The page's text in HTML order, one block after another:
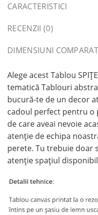
CARACTERISTICI
RECENZII (0)
DIMENSIUNI
Alege acest Tablou
tematică Tablouri
bucură-te de un decor
cadoul perfect pentru o
de care aveai nevoie
atenție de echipa
perete. Tu trebuie doar
atenție spațiul